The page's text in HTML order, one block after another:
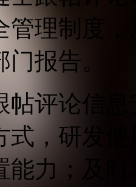
管理制度
报告。
帖评论信
式，研发
能力；及